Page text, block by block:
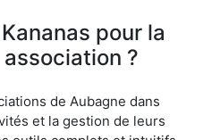
pour la
?
de Aubagne dans
et la gestion de leurs